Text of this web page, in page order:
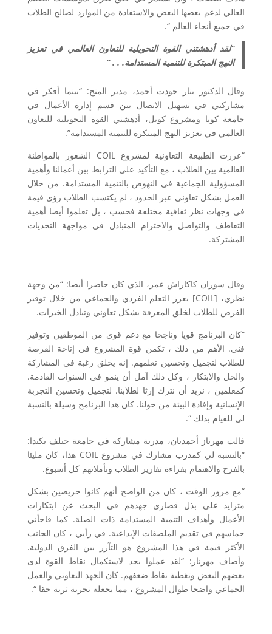
العالي لدعم بعضها البعض والاستفادة من الموارد لصالح الطلاب
في جميع أنحاء العالم “.
“لقد أدهشتني القوة التحويلية للتعاون العالمي في تعزيز
النهج المبتكرة للتنمية المستدامة. . . “
وقال الدكتور بنار جودت أحمد، مدير المنح: “بينما أفكر في
مشاركتي في تسهيل الاتصال بين قسم إدارة الأعمال في
جامعة كويا ومشروع كويل، أدهشني القوة التحويلية للتعاون
العالمي في تعزيز النهج المبتكرة للتنمية المستدامة”.
“عززت الطبيعة التعاونية لمشروع COIL الشعور بالمواطنة
العالمية بين الطلاب ، مع التأكيد على الترابط بين أعمالنا وأهمية
المسؤولية الجماعية في النهوض بالتنمية المستدامة. من خلال
العمل بشكل تعاوني عبر الحدود ، لم يكتسب الطلاب رؤى قيمة
في وجهات نظر ثقافية مختلفة فحسب ، بل تعلموا أيضا أهمية
التعاطف والتواصل والاحترام المتبادل في مواجهة التحديات
المشتركة.
وقال سوران كاكاراش عمر، الذي كان حاضرا أيضا: “من وجهة
نظري، [COIL] يعزز التعلم الفردي والجماعي من خلال توفير
الفرص للطلاب لخلق المعرفة بشكل تعاوني وتبادل الخبرات.
“كان البرنامج قويا وناجحا مع دعم قوي من الموظفين وتوفير
فني. الأهم من ذلك ، تكمن قوة المشروع في إتاحة الفرصة
للطلاب لتجميل وتحسين تعلمهم. إنه يخلق رغبة في المشاركة
والحل والابتكار ، وكل ذلك آمل أن ينمو في السنوات القادمة.
كمعلمين ، نريد أن نترك إرثا لطلابنا. لتجميل وتحسين التجربة
الإنسانية وإفادة البيئة من حولنا. كان هذا البرنامج وسيلة بالنسبة
لي للقيام بذلك “.
قالت مهرناز أحمديان، مدربة مشاركة في جامعة جيلف بكندا:
“بالنسبة لي كمدرب مشارك في مشروع COIL هذا، كان مليئا
بالفرح والاهتمام بقراءة تقارير الطلاب وتأملاتهم كل أسبوع.
“مع مرور الوقت ، كان من الواضح أنهم كانوا حريصين بشكل
متزايد على بذل قصارى جهدهم في البحث عن ابتكارات
الأعمال وأهداف التنمية المستدامة ذات الصلة. كما فاجأني
حماسهم في تقديم الملصقات الإبداعية. في رأيي ، كان الجانب
الأكثر قيمة في هذا المشروع هو التآزر بين الفرق الدولية.
وأضاف مهرناز: “لقد عملوا بجد لاستكمال نقاط القوة لدى
بعضهم البعض وتغطية نقاط ضعفهم. كان الجهد التعاوني والعمل
الجماعي واضحا طوال المشروع ، مما يجعله تجربة ثرية حقا “.